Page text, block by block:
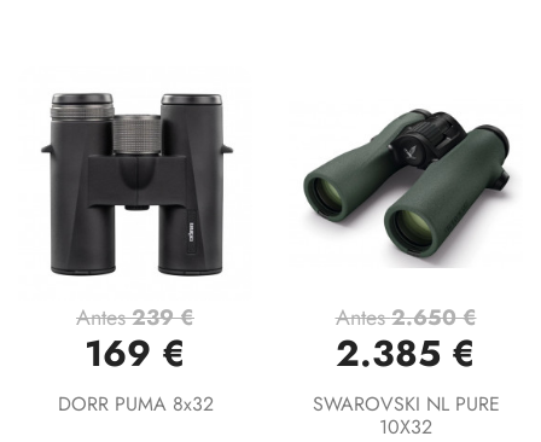
Antes239 €
169 €
DORR PUMA 8x32
Antes2.650 €
2.385 €
SWAROVSKI NL PURE
10X32